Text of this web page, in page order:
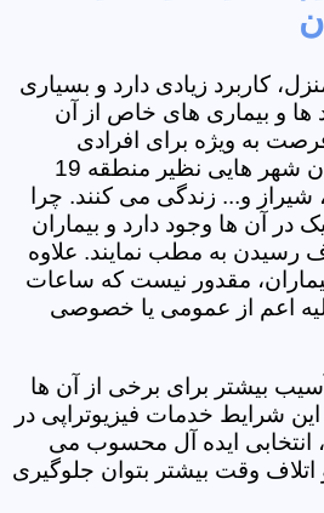
کاربرد زیادی دارد و بسیاری
ها و بیماری های خاص از آن
به ویژه برای افرادی
مناسب است که در کلان شهر هایی نظیر منطقه 19
و... زندگی می کنند. چرا
در آن ها وجود دارد و بیماران
رسیدن به مطب نمایند. علاوه
مقدور نیست که ساعات
اعم از عمومی یا خصوصی
بیشتر برای برخی از آن ها
شرایط خدمات فیزیوتراپی در
19 تهران، انتخابی ایده آل محسوب می
اتلاف وقت بیشتر بتوان جلوگیری